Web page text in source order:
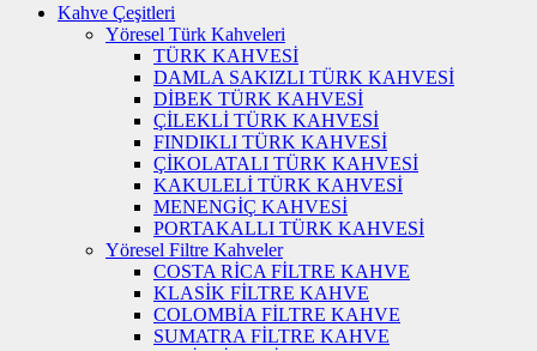
Kahve Çeşitleri
Yöresel Türk Kahveleri
TÜRK KAHVESİ
DAMLA SAKIZLI TÜRK KAHVESİ
DİBEK TÜRK KAHVESİ
ÇİLEKLİ TÜRK KAHVESİ
FINDIKLI TÜRK KAHVESİ
ÇİKOLATALI TÜRK KAHVESİ
KAKULELİ TÜRK KAHVESİ
MENENGİÇ KAHVESİ
PORTAKALLI TÜRK KAHVESİ
Yöresel Filtre Kahveler
COSTA RİCA FİLTRE KAHVE
KLASİK FİLTRE KAHVE
COLOMBİA FİLTRE KAHVE
SUMATRA FİLTRE KAHVE